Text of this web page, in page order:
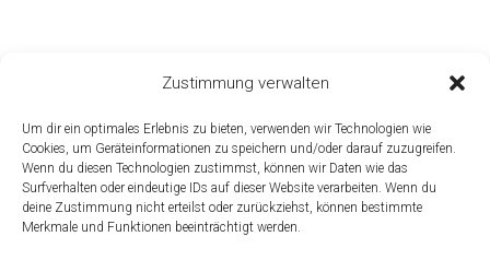
Zustimmung verwalten
Um dir ein optimales Erlebnis zu bieten, verwenden wir Technologien wie
Cookies, um Geräteinformationen zu speichern und/oder darauf zuzugreifen.
Wenn du diesen Technologien zustimmst, können wir Daten wie das
Surfverhalten oder eindeutige IDs auf dieser Website verarbeiten. Wenn du
deine Zustimmung nicht erteilst oder zurückziehst, können bestimmte
Merkmale und Funktionen beeinträchtigt werden.
ARCHIVE
Juli 2019
Juni 2019
Mai 2016